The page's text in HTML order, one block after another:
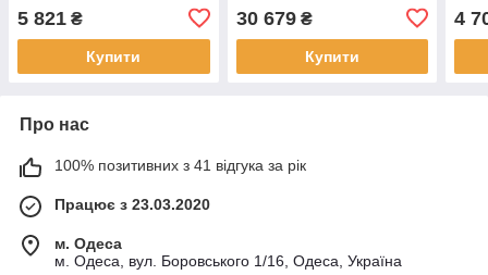
5 821 ₴
Купити
30 679₴
Купити
4
Про нас
100% позитивних з 41 відгука за рік
Працює з 23.03.2020
м. Одеса
м. Одеса, вул. Боровського 1/16, Одеса, Україна